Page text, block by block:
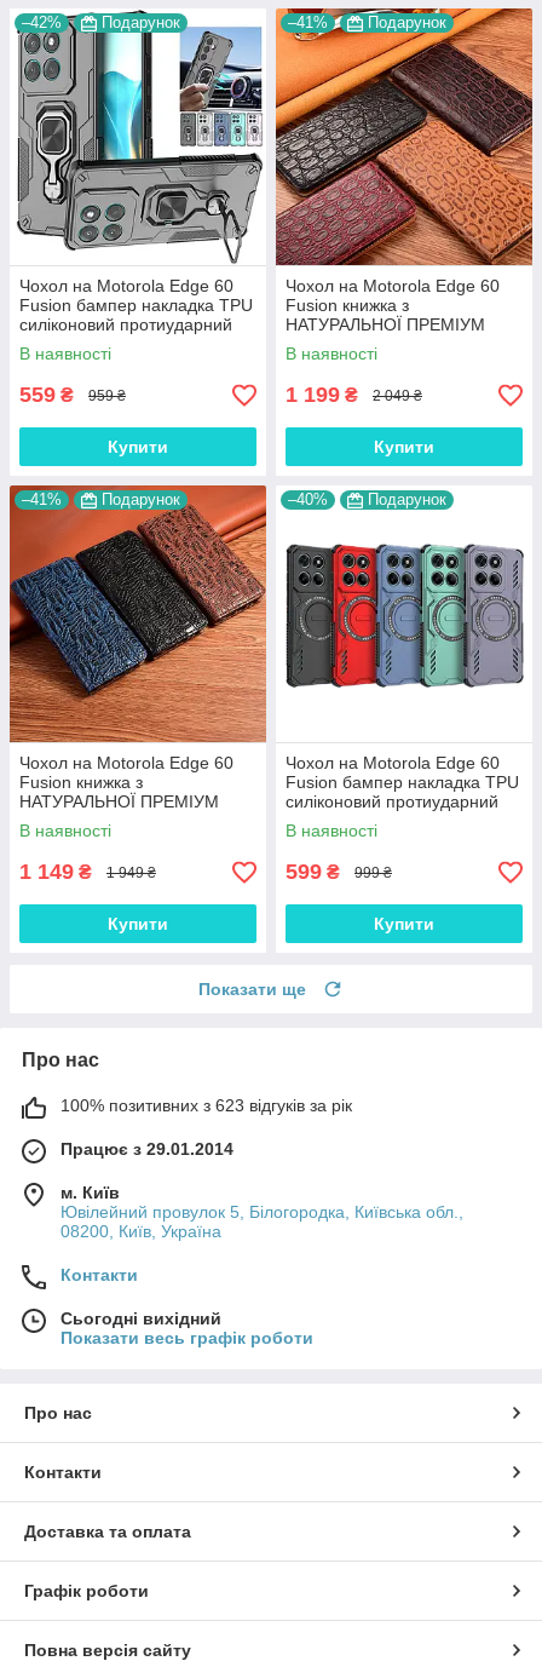
–42% Подарунок
Чохол на Motorola Edge 60
Fusion бампер накладка TPU
силіконовий протиударний
оригінальний "VANGUARD "
В наявності
559 ₴ 959 ₴
Купити
–41% Подарунок
Чохол на Motorola Edge 60
Fusion книжка з
НАТУРАЛЬНОЇ ПРЕМІУМ
ШКІРИ із підставкою
протиударний магнітний
В наявності
1 199 ₴ 2 049 ₴
Купити
–41% Подарунок
Чохол на Motorola Edge 60
Fusion книжка з
НАТУРАЛЬНОЇ ПРЕМІУМ
ШКІРИ із підставкою
протиударний магнітний
В наявності
1 149 ₴ 1 949 ₴
Купити
–40% Подарунок
Чохол на Motorola Edge 60
Fusion бампер накладка TPU
силіконовий протиударний
оригінальний "NEO ARMOR"
В наявності
599 ₴ 999 ₴
Купити
Показати ще
Про нас
100% позитивних з 623 відгуків за рік
Працює з 29.01.2014
м. Київ
Ювілейний провулок 5, Білогородка, Київська обл.,
08200, Київ, Україна
Контакти
Сьогодні вихідний
Показати весь графік роботи
Про нас
Контакти
Доставка та оплата
Графік роботи
Повна версія сайту